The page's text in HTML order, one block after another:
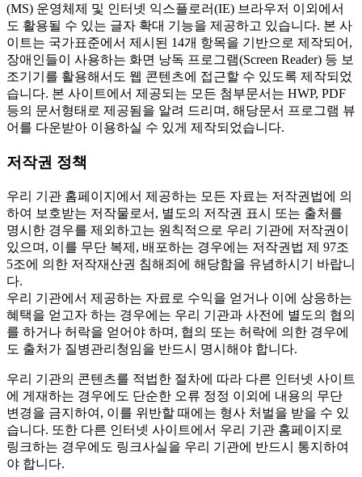
(MS) 운영체제 및 인터넷 익스플로러(IE) 브라우저 이외에서
도 활용될 수 있는 글자 확대 기능을 제공하고 있습니다. 본 사
이트는 국가표준에서 제시된 14개 항목을 기반으로 제작되어,
장애인들이 사용하는 화면 낭독 프로그램(Screen Reader) 등 보
조기기를 활용해서도 웹 콘텐츠에 접근할 수 있도록 제작되었
습니다. 본 사이트에서 제공되는 모든 첨부문서는 HWP, PDF
등의 문서형태로 제공됨을 알려 드리며, 해당문서 프로그램 뷰
어를 다운받아 이용하실 수 있게 제작되었습니다.
저작권 정책
우리 기관 홈페이지에서 제공하는 모든 자료는 저작권법에 의
하여 보호받는 저작물로서, 별도의 저작권 표시 또는 출처를
명시한 경우를 제외하고는 원칙적으로 우리 기관에 저작권이
있으며, 이를 무단 복제, 배포하는 경우에는 저작권법 제 97조
5조에 의한 저작재산권 침해죄에 해당함을 유념하시기 바랍니
다.
우리 기관에서 제공하는 자료로 수익을 얻거나 이에 상응하는
혜택을 얻고자 하는 경우에는 우리 기관과 사전에 별도의 협의
를 하거나 허락을 얻어야 하며, 협의 또는 허락에 의한 경우에
도 출처가 질병관리청임을 반드시 명시해야 합니다.
우리 기관의 콘텐츠를 적법한 절차에 따라 다른 인터넷 사이트
에 게재하는 경우에도 단순한 오류 정정 이외에 내용의 무단
변경을 금지하여, 이를 위반할 때에는 형사 처벌을 받을 수 있
습니다. 또한 다른 인터넷 사이트에서 우리 기관 홈페이지로
링크하는 경우에도 링크사실을 우리 기관에 반드시 통지하여
야 합니다.